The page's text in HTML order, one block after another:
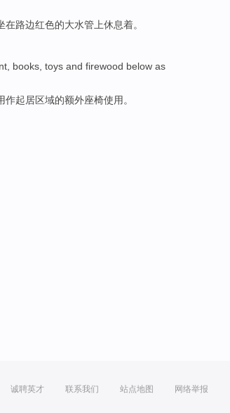
在路边红色的大水管上休息着。
books toys and firewood below as
作起居区域的额外座椅使用 。
诚聘英才 联系我们 站点地图 网络举报